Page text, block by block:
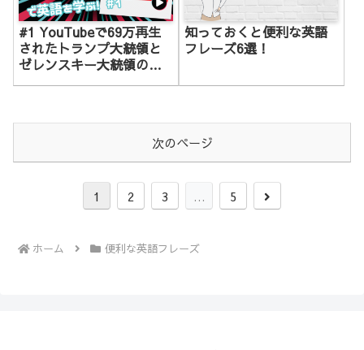
#1 YouTubeで69万再生
されたトランプ大統領と
ゼレンスキー大統領の激
知っておくと便利な英語
フレーズ6選！
次のページ
1 2 3 … 5
次
ホーム 便利な英語フレーズ